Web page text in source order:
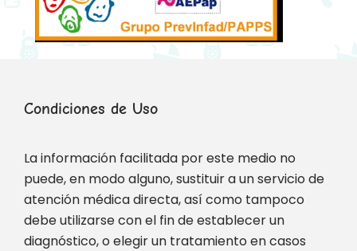
Condiciones de Uso
La información facilitada por este medio no
puede, en modo alguno, sustituir a un servicio de
atención médica directa, así como tampoco
debe utilizarse con el fin de establecer un
diagnóstico, o elegir un tratamiento en casos